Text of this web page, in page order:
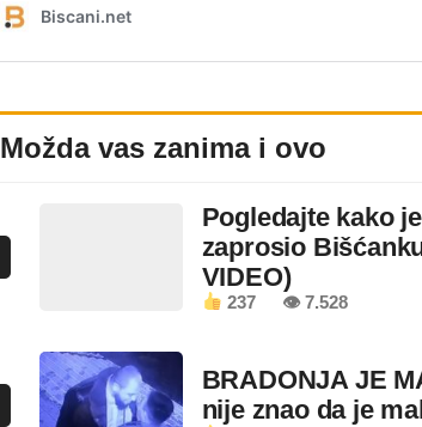
Možda vas zanima i ovo
Pogledajte kako
zaprosio
VIDEO)
237 👁 7.528
BRADONJA JE
nije znao da je